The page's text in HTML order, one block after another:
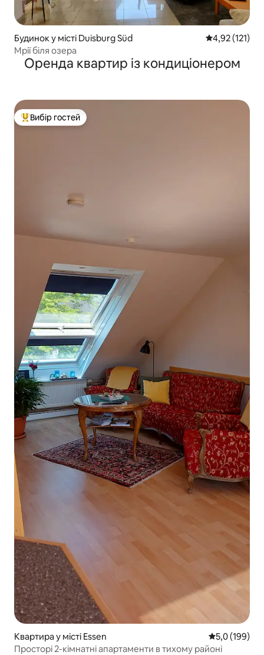
Будинок у місті Duisburg Süd Середня
4,92 (121)
Мрії біля озера
Оренда квартир із кондиціонером
Топ вибір гостей
Вибір гостей
Квартира у місті Essen Середня
5,0 (199)
Просторі 2-кімнатні апартаменти в тихому районі